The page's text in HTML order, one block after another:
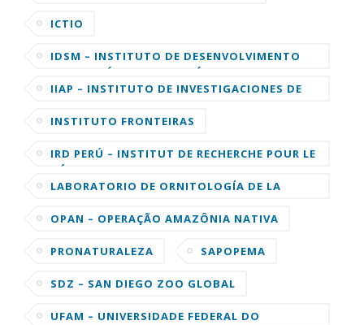
ICTIO
IDSM – INSTITUTO DE DESENVOLVIMENTO
SUSTENTÁVEL MAMIRAUÁ
IIAP – INSTITUTO DE INVESTIGACIONES DE
INSTITUTO FRONTEIRAS
IRD PERÚ – INSTITUT DE RECHERCHE POUR LE
DÉVELOPPEMENT
LABORATORIO DE ORNITOLOGÍA DE LA
OPAN – OPERAÇÃO AMAZÔNIA NATIVA
PRONATURALEZA SAPOPEMA
SDZ – SAN DIEGO ZOO GLOBAL
UFAM – UNIVERSIDADE FEDERAL DO